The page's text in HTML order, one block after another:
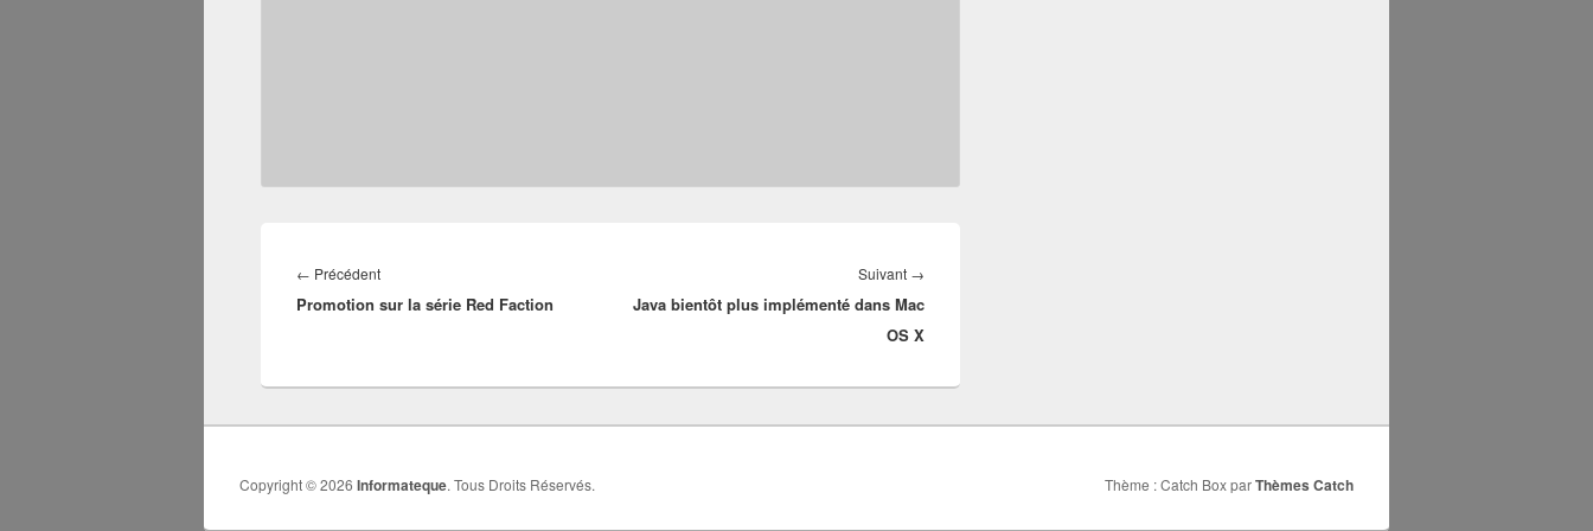
de
l’article
← PrécédentArticle
précédent :
Promotion sur la série Red Faction
Suivant →Article
suivant :
Java bientôt plus implémenté dans Mac
OS X
Copyright © 2026 Informateque. Tous Droits Réservés. Thème : Catch Box parThèmes Catch